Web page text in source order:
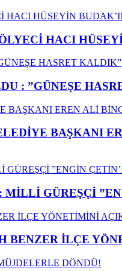
HACI
: ”GÜNEŞE
BAŞKANI
MİLLİ GÜREŞÇİ
BENZER İLÇE